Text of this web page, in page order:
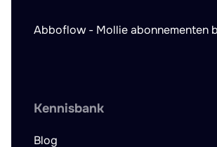
Abboflow - Mollie abonnementen
Kennisbank
Blog